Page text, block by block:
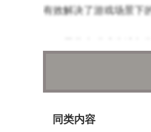
有效解决了游戏场景下
率与2592Hz高频
与高频调光双重方案，
同类内容